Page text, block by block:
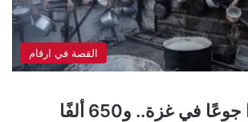
القصة في ارقام
69 طفلًا قضوا جوعًا في غزة.. و650 ألفًا